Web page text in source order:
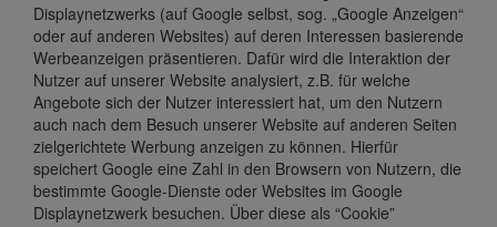
Displaynetzwerks (auf Google selbst, sog. „Google Anzeigen“
oder auf anderen Websites) auf deren Interessen basierende
Werbeanzeigen präsentieren. Dafür wird die Interaktion der
Nutzer auf unserer Website analysiert, z.B. für welche
Angebote sich der Nutzer interessiert hat, um den Nutzern
auch nach dem Besuch unserer Website auf anderen Seiten
zielgerichtete Werbung anzeigen zu können. Hierfür
speichert Google eine Zahl in den Browsern von Nutzern, die
bestimmte Google-Dienste oder Websites im Google
Displaynetzwerk besuchen. Über diese als “Cookie”